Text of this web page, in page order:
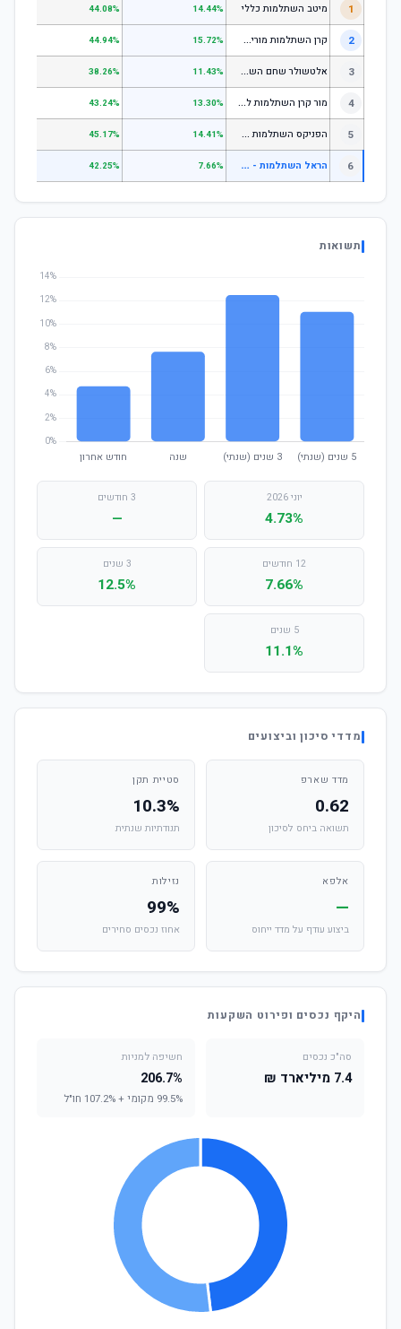
1 מיטב השתלמות כללי 14.44%
44.08%
2 ק
רן השתלמות מורים וגננות המסלול הרגיל - מסלול כללי 15.72%
44.94%
3 א
לטשולר שחם השתלמות כללי 11.43%
38.26%
4 מ
ור קרן השתלמות לשכירים ולעצמאים - כללי 13.30%
43.24%
5 ה
פניקס השתלמות כללי 14.41%
45.17%
6 ה
ראל השתלמות - עוקב מדד s&p 500 7.66%
42.25%
תשואות
יוני 2026
4.73%
3 חודשים
—
12 חודשים
7.66%
3 שנים
12.5%
5 שנים
11.1%
מדדי סיכון וביצועים
מדד שארפ
0.62
תשואה ביחס לסיכון
סטיית תקן
10.3%
תנודתיות שנתית
אלפא
—
ביצוע עודף על מדד ייחוס
נזילות
99%
אחוז נכסים סחירים
היקף נכסים ופירוט השקעות
סה"כ נכסים
7.4 מיליארד ₪
חשיפה למניות
206.7%
99.5% מקומי + 107.2% חו"ל